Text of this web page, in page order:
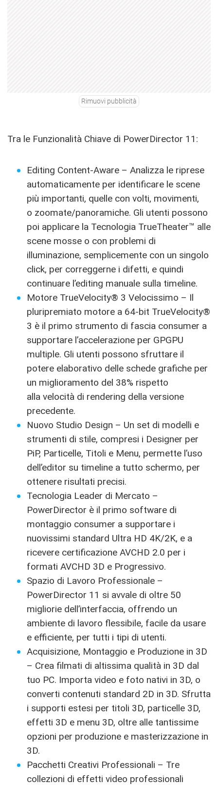
Rimuovi pubblicità
Tra le Funzionalità Chiave di PowerDirector 11:
Editing Content-Aware – Analizza le riprese
automaticamente per identificare le scene
più importanti, quelle con volti, movimenti,
o zoomate/panoramiche. Gli utenti possono
poi applicare la Tecnologia TrueTheater™ alle
scene mosse o con problemi di
illuminazione, semplicemente con un singolo
click, per correggerne i difetti, e quindi
continuare l’editing manuale sulla timeline.
Motore TrueVelocity® 3 Velocissimo – Il
pluripremiato motore a 64-bit TrueVelocity®
3 è il primo strumento di fascia consumer a
supportare l’accelerazione per GPGPU
multiple. Gli utenti possono sfruttare il
potere elaborativo delle schede grafiche per
un miglioramento del 38% rispetto
alla velocità di rendering della versione
precedente.
Nuovo Studio Design – Un set di modelli e
strumenti di stile, compresi i Designer per
PiP, Particelle, Titoli e Menu, permette l’uso
dell’editor su timeline a tutto schermo, per
ottenere risultati precisi.
Tecnologia Leader di Mercato –
PowerDirector è il primo software di
montaggio consumer a supportare i
nuovissimi standard Ultra HD 4K/2K, e a
ricevere certificazione AVCHD 2.0 per i
formati AVCHD 3D e Progressivo.
Spazio di Lavoro Professionale –
PowerDirector 11 si avvale di oltre 50
migliorie dell’interfaccia, offrendo un
ambiente di lavoro flessibile, facile da usare
e efficiente, per tutti i tipi di utenti.
Acquisizione, Montaggio e Produzione in 3D
– Crea filmati di altissima qualità in 3D dal
tuo PC. Importa video e foto nativi in 3D, o
converti contenuti standard 2D in 3D. Sfrutta
i supporti estesi per titoli 3D, particelle 3D,
effetti 3D e menu 3D, oltre alle tantissime
opzioni per produzione e masterizzazione in
3D.
Pacchetti Creativi Professionali – Tre
collezioni di effetti video professionali